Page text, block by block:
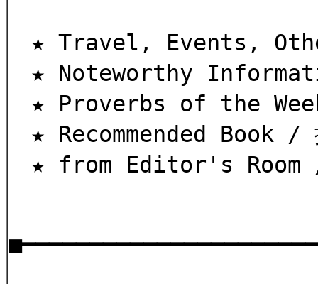
★ Travel, Events,
★ Noteworthy
★ Proverbs of the
★ Recommended Book /
★ from Editor's Room /